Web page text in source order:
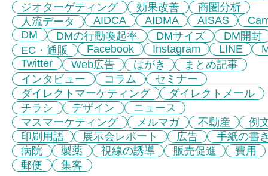
ジオターゲティング
効果改善
商圏分析
人流データ
AIDCA AIDMA AISAS
DM
DMの行動喚起率 DMサイズ
DM開封
EC・通販
Facebook Instagram LINE
Twitter
Web広告 はがき
まとめ記事
インタビュー
コラム
セミナー
ダイレクトマーケティング
ダイレクトメール
チラシ
デザイン
ニュース
マスマーケティング
メルマガ 不動産
例
印刷用語
展示会レポート 広告
手紙の書
病院
製薬 視線の誘導 販売促進
費用
郵便
集客